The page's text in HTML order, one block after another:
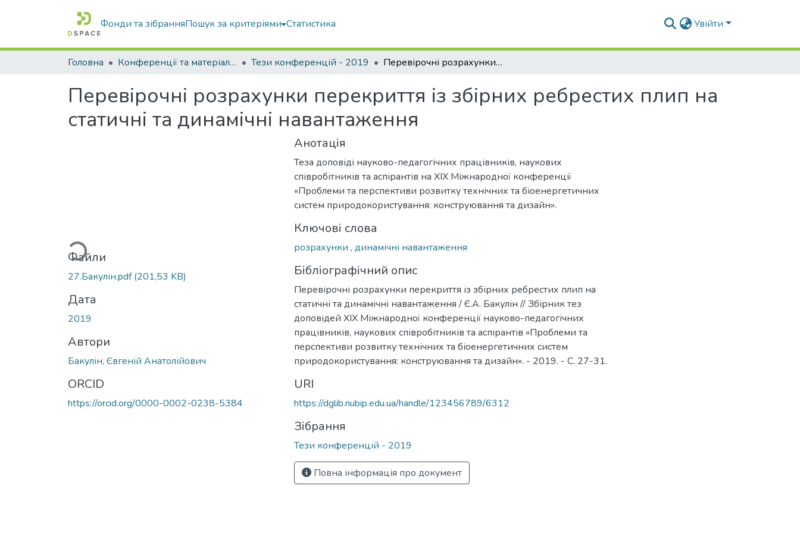
Фонди та зібранняПошук за критеріями Статистика Увійти
Головна Конференції та матеріали конференцій Тези конференцій - 2019 Перевірочні розрахунки перекриття із збірних ребрестих плип на статичні та динамічні навантаження
Перевірочні розрахунки перекриття із збірних ребрестих плип на
статичні та динамічні навантаження
Вантажиться...
Файли
27.Бакулін.pdf(201,53 KB)
Дата
2019
Автори
Бакулін, Євгеній Анатолійович
ORCID
https://orcid.org/0000-0002-0238-5384
Анотація
Теза доповіді науково-педагогічних працівників, наукових
співробітників та аспірантів на XIX Міжнародної конференції
«Проблеми та перспективи розвитку технічних та біоенергетичних
систем природокористування: конструювання та дизайн».
Ключові слова
розрахунки , динамічні навантаження
Бібліографічний опис
Перевірочні розрахунки перекриття із збірних ребрестих плип на
статичні та динамічні навантаження / Є.А. Бакулін // Збірник тез
доповідей XIX Міжнародної конференції науково-педагогічних
працівників, наукових співробітників та аспірантів «Проблеми та
перспективи розвитку технічних та біоенергетичних систем
природокористування: конструювання та дизайн». - 2019. - С. 27-31.
URI
https://dglib.nubip.edu.ua/handle/123456789/6312
Зібрання
Тези конференцій - 2019
Повна інформація про документ